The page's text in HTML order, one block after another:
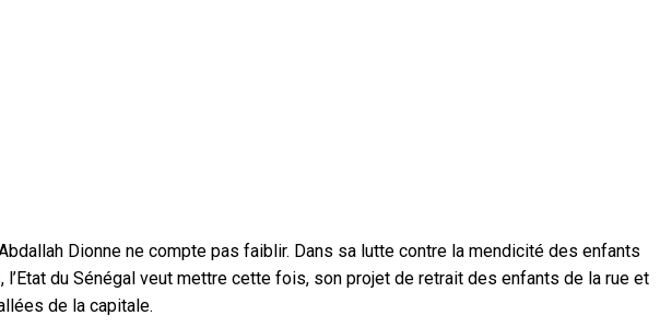
Dionne ne compte pas faiblir. Dans sa lutte contre la mendicité des enfants
du Sénégal veut mettre cette fois, son projet de retrait des enfants de la rue et
de la capitale.